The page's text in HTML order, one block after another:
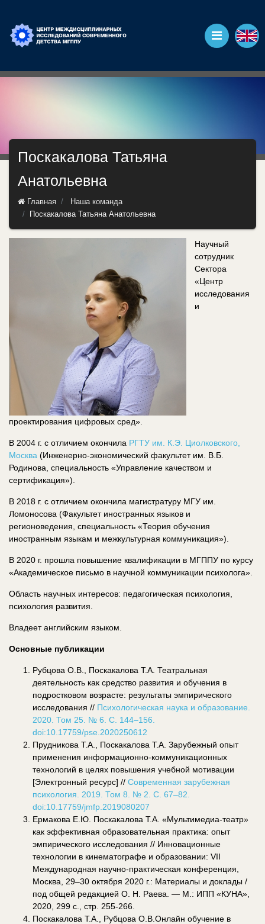
Поскакалова Татьяна
Анатольевна
Главная
Наша команда
Поскакалова Татьяна Анатольевна
Научный
сотрудник
Сектора
«Центр
исследования
и
проектирования цифровых сред».
В 2004 г. с отличием окончила РГТУ им. К.Э. Циолковского,
Москва (Инженерно-экономический факультет им. В.Б.
Родинова, специальность «Управление качеством и
сертификация»).
В 2018 г. с отличием окончила магистратуру МГУ им.
Ломоносова (Факультет иностранных языков и
регионоведения, специальность «Теория обучения
иностранным языкам и межкультурная коммуникация»).
В 2020 г. прошла повышение квалификации в МГППУ по курсу
«Академическое письмо в научной коммуникации психолога».
Область научных интересов: педагогическая психология,
психология развития.
Владеет английским языком.
Основные публикации
Рубцова О.В., Поскакалова Т.А. Театральная
деятельность как средство развития и обучения в
подростковом возрасте: результаты эмпирического
исследования // Психологическая наука и образование.
2020. Том 25. № 6. С. 144–156.
doi:10.17759/pse.2020250612
Прудникова Т.А., Поскакалова Т.А. Зарубежный опыт
применения информационно-коммуникационных
технологий в целях повышения учебной мотивации
[Электронный ресурс] // Современная зарубежная
психология. 2019. Том 8. № 2. С. 67–82.
doi:10.17759/jmfp.2019080207
Ермакова Е.Ю. Поскакалова Т.А. «Мультимедиа-театр»
как эффективная образовательная практика: опыт
эмпирического исследования // Инновационные
технологии в кинематографе и образовании: VII
Международная научно-практическая конференция,
Москва, 29–30 октября 2020 г.: Материалы и доклады /
под общей редакцией О. Н. Раева. — М.: ИПП «КУНА»,
2020, 299 с., стр. 255-266.
Поскакалова Т.А., Рубцова О.В.Онлайн обучение в